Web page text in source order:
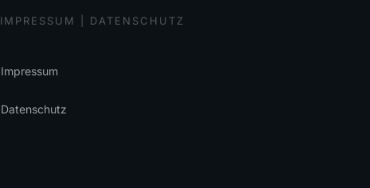
IMPRESSUM | DATENSCHUTZ
Impressum
Datenschutz